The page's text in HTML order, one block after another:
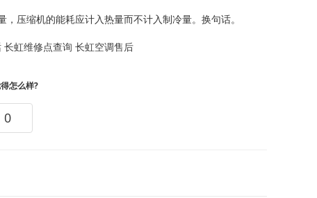
压缩机的能耗应计入热量而不计入制冷量。换句话。
长虹维修点查询 长虹空调售后
怎么样?
0